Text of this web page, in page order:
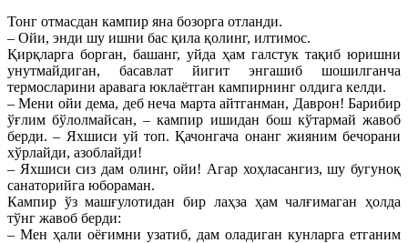
Тонг отмасдан кампир яна бозорга отланди.
– Ойи, энди шу ишни бас қила қолинг, илтимос.
Қирқларга борган, башанг, уйда ҳам галстук тақиб юришни
унутмайдиган, басавлат йигит энгашиб шошилганча
термосларини аравага юклаётган кампирнинг олдига келди.
– Мени ойи дема, деб неча марта айтганман, Даврон! Барибир
ўғлим бўлолмайсан, – кампир ишидан бош кўтармай жавоб
берди. – Яхшиси уй топ. Қачонгача онанг жияним бечорани
хўрлайди, азоблайди!
– Яхшиси сиз дам олинг, ойи! Агар хоҳласангиз, шу бугуноқ
санаторийга юбораман.
Кампир ўз машғулотидан бир лаҳза ҳам чалғимаган ҳолда
тўнг жавоб берди:
– Мен ҳали оёғимни узатиб, дам оладиган кунларга етганим